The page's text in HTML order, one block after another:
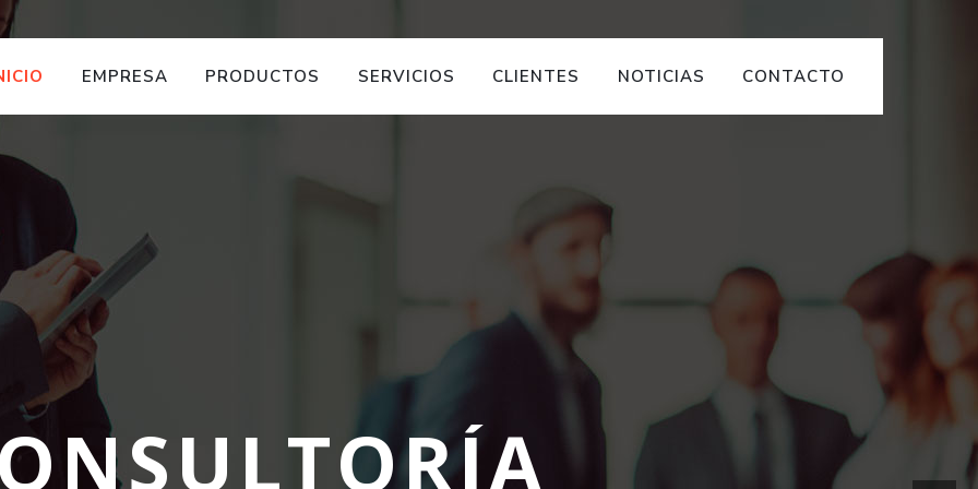
EMPRESA PRODUCTOS SERVICIOS CLIENTES NOTICIAS CONTACTO
NSULTORÍA